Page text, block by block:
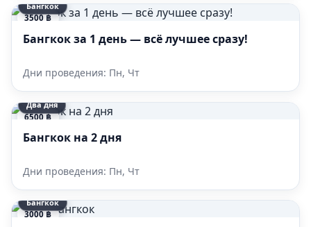
3500 ฿
Бангкок
Бангкок за 1 день — всё лучшее сразу!
Дни проведения: Пн, Чт
6500 ฿
Два дня
Бангкок на 2 дня
Дни проведения: Пн, Чт
3000 ฿
Бангкок